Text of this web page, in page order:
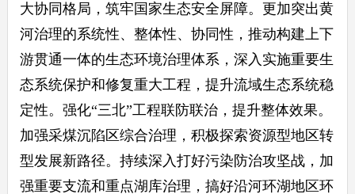
大协同格局，筑牢国家生态安全屏障。更加突出黄
河治理的系统性、整体性、协同性，推动构建上下
游贯通一体的生态环境治理体系，深入实施重要生
态系统保护和修复重大工程，提升流域生态系统稳
定性。强化“三北”工程联防联治，提升整体效果。
加强采煤沉陷区综合治理，积极探索资源型地区转
型发展新路径。持续深入打好污染防治攻坚战，加
强重要支流和重点湖库治理，搞好沿河环湖地区环